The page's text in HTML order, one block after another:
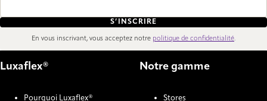
S’INSCRIRE
En vous inscrivant, vous acceptez notre politique de confidentialité.
Luxaflex®
Pourquoi Luxaflex®
Notre gamme
Stores